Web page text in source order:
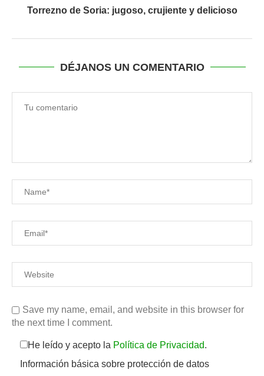
Torrezno de Soria: jugoso, crujiente y delicioso
DÉJANOS UN COMENTARIO
Save my name, email, and website in this browser for
the next time I comment.
He leído y acepto la Política de Privacidad.
Información básica sobre protección de datos